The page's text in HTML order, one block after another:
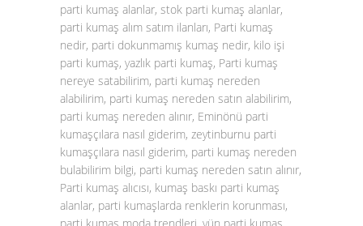
parti kumaş alanlar, stok parti kumaş alanlar,
parti kumaş alım satım ilanları, Parti kumaş
nedir, parti dokunmamış kumaş nedir, kilo işi
parti kumaş, yazlık parti kumaş, Parti kumaş
nereye satabilirim, parti kumaş nereden
alabilirim, parti kumaş nereden satın alabilirim,
parti kumaş nereden alınır, Eminönü parti
kumaşçılara nasıl giderim, zeytinburnu parti
kumaşçılara nasıl giderim, parti kumaş nereden
bulabilirim bilgi, parti kumaş nereden satın alınır,
Parti kumaş alıcısı, kumaş baskı parti kumaş
alanlar, parti kumaşlarda renklerin korunması,